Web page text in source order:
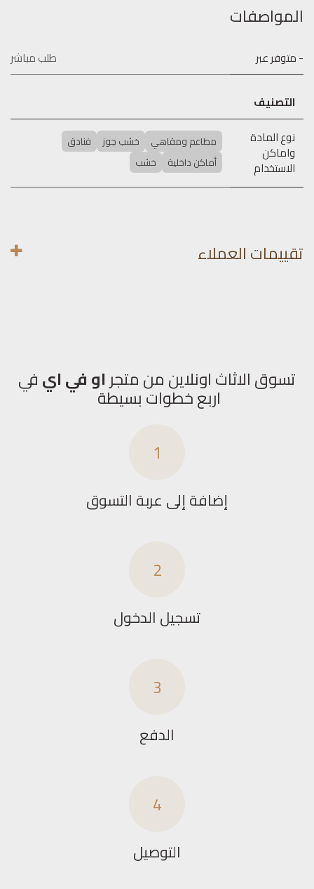
المواصفات
- متوفر عبر طلب مباشر
التصنيف
نوع المادة
واماكن
الاستخدام
مطاعم ومقاهي خشب جوز
فنادق
أماكن داخلية
خشب
تقييمات العملاء
تسوق الاثاث اونلاين من متجراو في ايفي
اربع خطوات بسيطة
4
التوصيل
3
الدفع
2
تسجيل الدخول
1
إضافة إلى عربة التسوق